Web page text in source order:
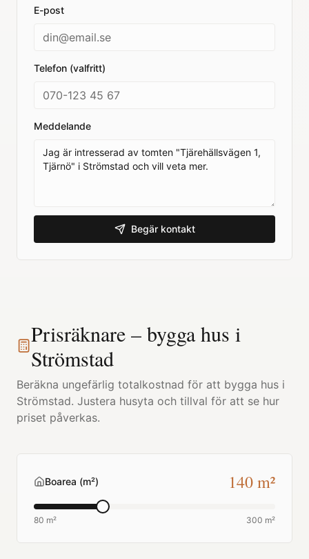
E-post
Telefon (valfritt)
Meddelande
Begär kontakt
Prisräknare – bygga hus i
Strömstad
Beräkna ungefärlig totalkostnad för att bygga hus i
Strömstad. Justera husyta och tillval för att se hur
priset påverkas.
Boarea (m²) 140m²
80 m² 300 m²